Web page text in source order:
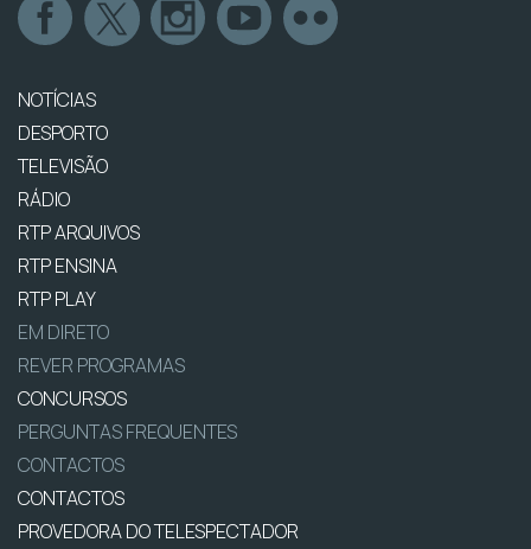
NOTÍCIAS
DESPORTO
TELEVISÃO
RÁDIO
RTP ARQUIVOS
RTP ENSINA
RTP PLAY
EM DIRETO
REVER PROGRAMAS
CONCURSOS
PERGUNTAS FREQUENTES
CONTACTOS
CONTACTOS
PROVEDORA DO TELESPECTADOR